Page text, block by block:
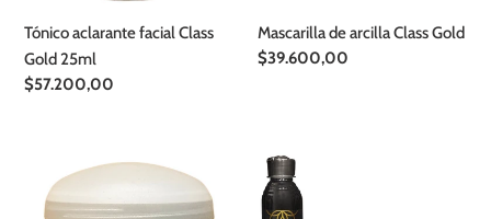
Tónico aclarante facial Class
Gold 25ml
Precio
$57.200,00
Mascarilla de arcilla Class Gold
Precio
$39.600,00
face
Kit
Antiacné
Class